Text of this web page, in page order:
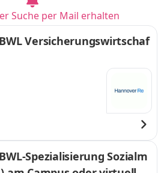
Suche per Mail erhalten
Versicherungswirtschaf
Spezialisierung Sozialm